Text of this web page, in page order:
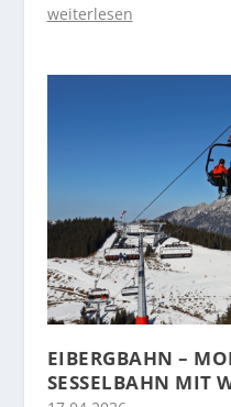
weiterlesen
EIBERGBAHN –
SESSELBAHN MIT